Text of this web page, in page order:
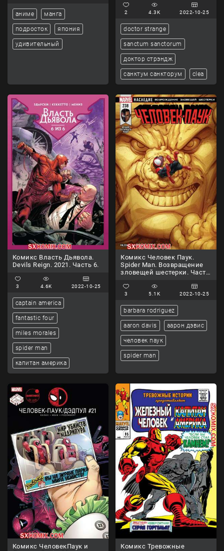
аниме манга
подросток япония
удивительный
2 4.3K 2022-10-25
doctor strange
sanctum sanctorum
доктор стрэндж
санктум санкторум clea
Комикс Власть Дьявола.
Devils Reign. 2021. Часть 6.
3 4.6K 2022-10-25
captain america
fantastic four
miles morales
spider man
капитан америка
Комикс Человек Паук.
Spider Man. Возвращение
зловещей шестерки. Часть
3 5.1K 2022-10-25
barbara rodriguez
aaron davis аарон дэвис
человек паук
spider man
Комикс ЧеловекПаук и
Комикс Тревожные